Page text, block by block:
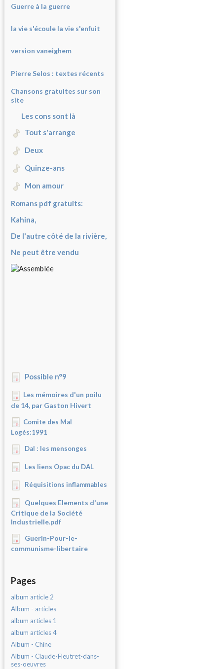
Guerre à la guerre
la vie s'écoule la vie s'enfuit
version vaneighem
Pierre Selos : textes récents
Chansons gratuites sur son
site
Les cons sont là
Tout s'arrange
Deux
Quinze-ans
Mon amour
Romans pdf gratuits:
Kahina,
De l'autre côté de la rivière,
Ne peut être vendu
Possible n°9
Les mémoires d'un poilu
de 14, par Gaston Hivert
Comite des Mal
Logés:1991
Dal : les mensonges
Les liens Opac du DAL
Réquisitions inflammables
Quelques Elements d'une
Critique de la Société
Industrielle.pdf
Guerin-Pour-le-
communisme-libertaire
Pages
album article 2
Album - articles
album articles 1
album articles 4
Album - Chine
Album - Claude-Fleutret-dans-
ses-oeuvres